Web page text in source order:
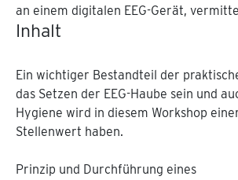
an einem digitalen EEG-Gerät,
Inhalt
Ein wichtiger Bestandteil der
das Setzen der EEG-Haube sein und
Hygiene wird in diesem Workshop
Stellenwert haben.
Prinzip und Durchführung eines